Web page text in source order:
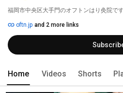
福岡市中央区大手門のオフトンはり灸院で
oftn.jp and 2 more links
Home Videos Shorts